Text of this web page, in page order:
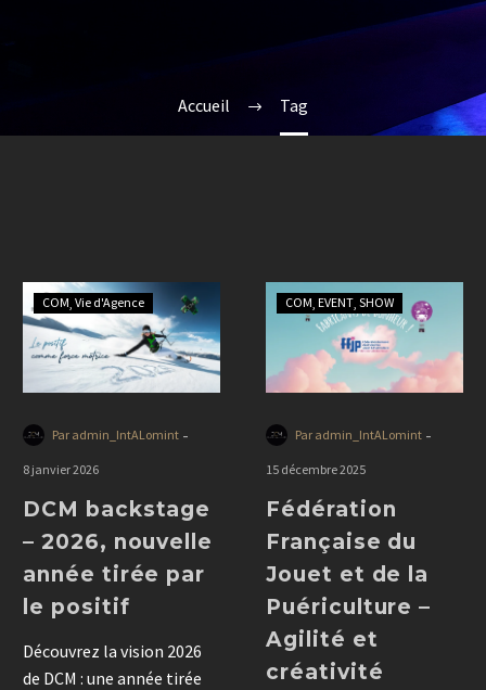
Accueil Tag
COM Vie d'Agence
Par admin_IntALomint -
8 janvier 2026
DCM backstage
– 2026, nouvelle
année tirée par
le positif
Découvrez la vision 2026
de DCM : une année tirée
COM EVENT SHOW
Par admin_IntALomint -
15 décembre 2025
Fédération
Française du
Jouet et de la
Puériculture –
Agilité et
créativité